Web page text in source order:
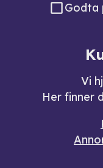
Godta
Vi
Her finner